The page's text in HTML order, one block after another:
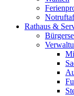
Rathaus &